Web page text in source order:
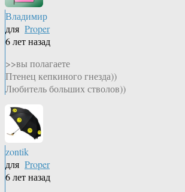
Владимир
для Proper
6 лет назад
>>вы полагаете
Птенец кепкиного гнезда))
Любитель больших стволов))
zontik
для Proper
6 лет назад